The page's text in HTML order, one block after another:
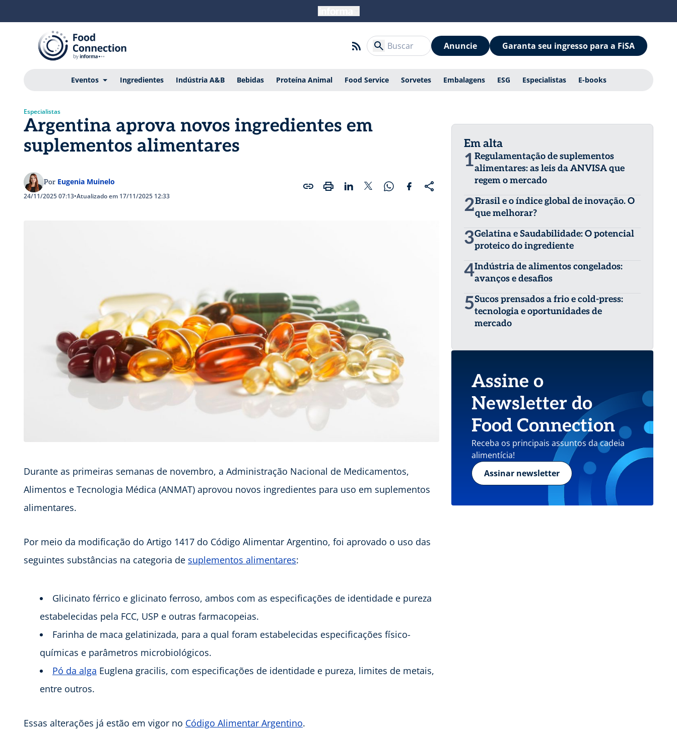
Anuncie Garanta seu ingresso para a FiSA
Eventos Ingredientes Indústria A&B Bebidas Proteína Animal Food Service Sorvetes Embalagens ESG Especialistas E-books
Especialistas
Argentina aprova novos ingredientes em
suplementos alimentares
Por Eugenia Muinelo
24/11/2025 07:13•Atualizado em 17/11/2025 12:33
Durante as primeiras semanas de novembro, a Administração Nacional de Medicamentos,
Alimentos e Tecnologia Médica (ANMAT) aprovou novos ingredientes para uso em suplementos
alimentares.
Por meio da modificação do Artigo 1417 do Código Alimentar Argentino, foi aprovado o uso das
seguintes substâncias na categoria de suplementos alimentares:
Glicinato férrico e glicinato ferroso, ambos com as especificações de identidade e pureza
estabelecidas pela FCC, USP e outras farmacopeias.
Farinha de maca gelatinizada, para a qual foram estabelecidas especificações físico-
químicas e parâmetros microbiológicos.
Pó da alga Euglena gracilis, com especificações de identidade e pureza, limites de metais,
entre outros.
Essas alterações já estão em vigor no Código Alimentar Argentino.
Em alta
1Regulamentação de suplementos
alimentares: as leis da ANVISA que
regem o mercado
2Brasil e o índice global de inovação. O
que melhorar?
3Gelatina e Saudabilidade: O potencial
proteico do ingrediente
4Indústria de alimentos congelados:
avanços e desafios
5Sucos prensados a frio e cold-press:
tecnologia e oportunidades de
mercado
Assine o
Newsletter do
Food Connection
Receba os principais assuntos da cadeia
alimentícia!
Assinar newsletter